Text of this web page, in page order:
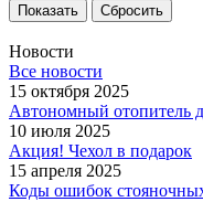
Сбросить
Новости
Все новости
15 октября 2025
Автономный отопитель
10 июля 2025
Акция! Чехол в подарок
15 апреля 2025
Коды ошибок